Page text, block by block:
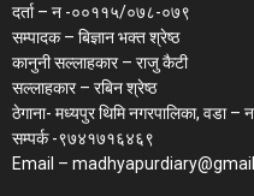
दर्ता – न -००११५/०७८-०७९
सम्पादक – बिज्ञान भक्त श्रेष्ठ
कानुनी सल्लाहकार – राजु कैटी
सल्लाहकार – रबिन श्रेष्ठ
ठेगाना- मध्यपुर थिमि नगरपालिका, वडा
सम्पर्क -९७४१७१६४६९
Email –